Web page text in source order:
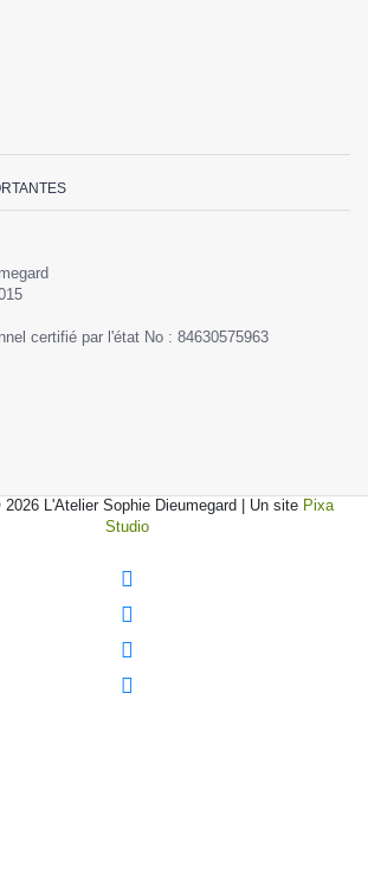
certifié par l'état No : 84630575963
L'Atelier Sophie Dieumegard | Un site Pixa
Studio